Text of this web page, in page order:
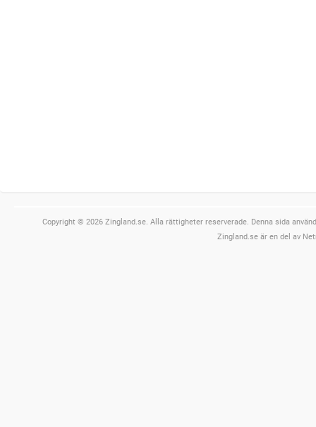
Copyright © 2026 Zingland.se. Alla rättigheter reserverade. Denna sida
Zingland.se är en del av